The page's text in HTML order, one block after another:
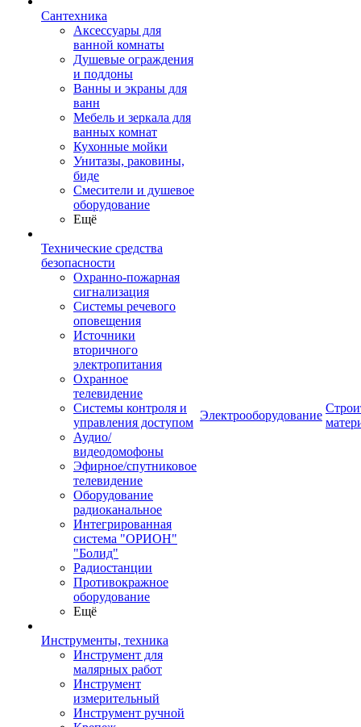
Сантехника
Аксессуары для
ванной комнаты
Душевые ограждения
и поддоны
Ванны и экраны для
ванн
Мебель и зеркала для
ванных комнат
Кухонные мойки
Унитазы, раковины,
биде
Смесители и душевое
оборудование
Ещё
Технические средства
безопасности
Охранно-пожарная
сигнализация
Системы речевого
оповещения
Источники
вторичного
электропитания
Охранное
телевидение
Системы контроля и
управления доступом
Аудио/
видеодомофоны
Эфирное/спутниковое
телевидение
Оборудование
радиоканальное
Интегрированная
система "ОРИОН"
"Болид"
Радиостанции
Противокражное
оборудование
Ещё
Инструменты, техника
Инструмент для
малярных работ
Инструмент
измерительный
Инструмент ручной
Электрооборудование